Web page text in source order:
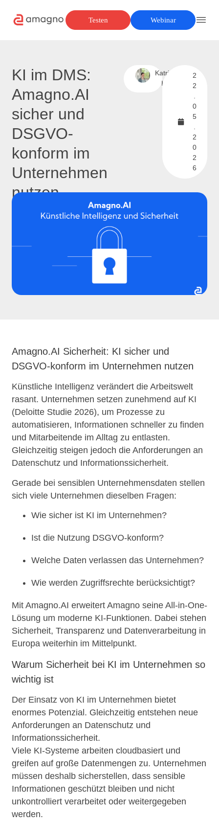
Testen Webinar
KI im DMS:
Amagno.AI
sicher und
DSGVO-
konform im
Unternehmen
nutzen
Katrin
H
2
2
0
5
2
0
2
6
Amagno.AI Sicherheit: KI sicher und
DSGVO-konform im Unternehmen nutzen
Künstliche Intelligenz verändert die Arbeitswelt
rasant. Unternehmen setzen zunehmend auf KI
(Deloitte Studie 2026), um Prozesse zu
automatisieren, Informationen schneller zu finden
und Mitarbeitende im Alltag zu entlasten.
Gleichzeitig steigen jedoch die Anforderungen an
Datenschutz und Informationssicherheit.
Gerade bei sensiblen Unternehmensdaten stellen
sich viele Unternehmen dieselben Fragen:
Wie sicher ist KI im Unternehmen?
Ist die Nutzung DSGVO-konform?
Welche Daten verlassen das Unternehmen?
Wie werden Zugriffsrechte berücksichtigt?
Mit Amagno.AI erweitert Amagno seine All-in-One-
Lösung um moderne KI-Funktionen. Dabei stehen
Sicherheit, Transparenz und Datenverarbeitung in
Europa weiterhin im Mittelpunkt.
Warum Sicherheit bei KI im Unternehmen so
wichtig ist
Der Einsatz von KI im Unternehmen bietet
enormes Potenzial. Gleichzeitig entstehen neue
Anforderungen an Datenschutz und
Informationssicherheit.
Viele KI-Systeme arbeiten cloudbasiert und
greifen auf große Datenmengen zu. Unternehmen
müssen deshalb sicherstellen, dass sensible
Informationen geschützt bleiben und nicht
unkontrolliert verarbeitet oder weitergegeben
werden.